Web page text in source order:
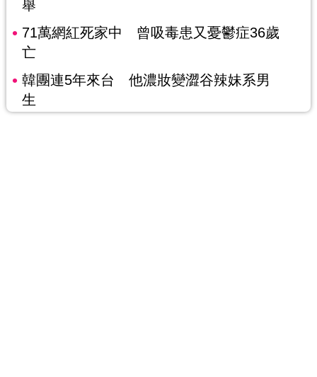
舉
71萬網紅死家中 曾吸毒患又憂鬱症36歲
亡
韓團連5年來台 他濃妝變澀谷辣妹系男
生